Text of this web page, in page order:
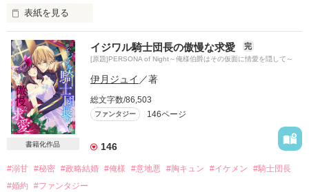
お互い身分を知らないまま、
偶然が必然となって二人は出会い、
一晩だけのデートを楽しむが・・・。
小国の第三皇女と世界で一番繁栄している大国の次期国王の、
すれ違い・勘違い・絡み合いなラブロマンス。
時代設定はクラシカル寄り。
異世界風ファンタジー要素あり。
タロット・大アルカナカードを絡めています。
表紙を見る
マリア・スコットヤード(16歳)ー見習い修道女。
×
ライアン・エルモンド(25歳)ー特異なアレルギー体質に悩む騎
士団長。
＊＊＊
ふたりが出会った時、運命の歯車は回り出す――！
おおよそタイトル通りの内容です！
書籍化作品
イジワル騎士団長の傲慢な求愛 完
[原題]PERSONA of Night～俺様伯爵はその仮面に情愛を隠して～
伊月ジュイ ／著
総文字数/86,503
ファンタジー 146ページ
146
#溺甘 #秘密 #政略結婚 #俺様 #意地悪 #胸キュン #イケメン
#騎士団長
#婚約
#ファンタジー